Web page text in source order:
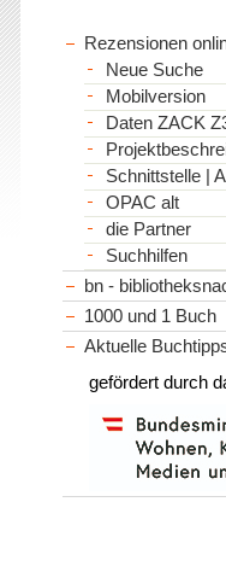
Rezensionen
Neue Suche
Mobilversion
Daten ZACK
Schnittstelle |
OPAC alt
die Partner
Suchhilfen
bn -
1000 und 1 Buch
Aktuelle
gefördert durch